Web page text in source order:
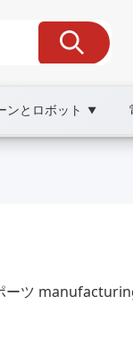
ンとロボット ▼
ーツ